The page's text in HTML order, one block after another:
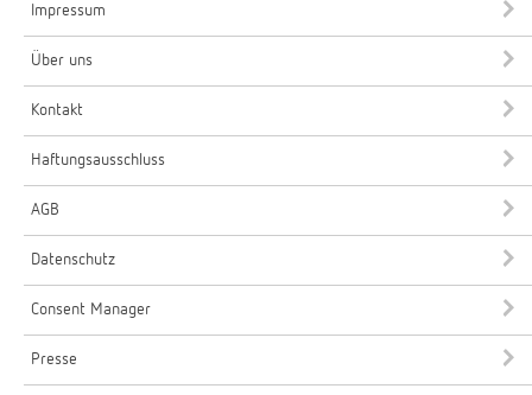
Impressum
Über uns
Kontakt
Haftungsausschluss
AGB
Datenschutz
Consent Manager
Presse